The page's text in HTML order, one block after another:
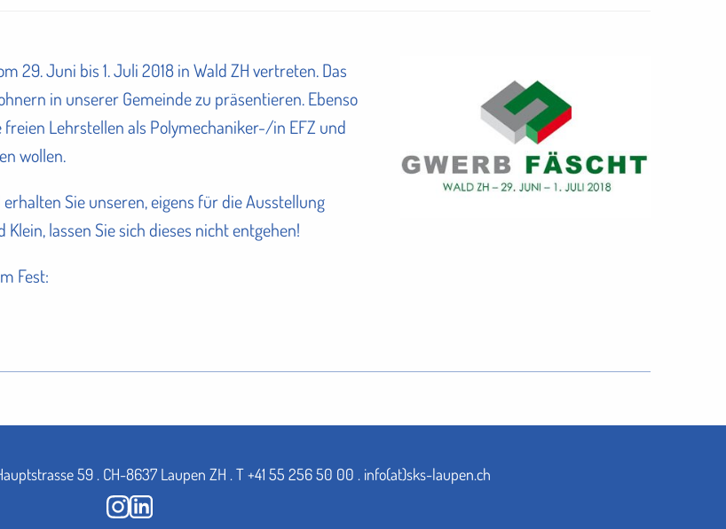
29. Juni bis 1. Juli 2018 in Wald ZH vertreten. Das
in unserer Gemeinde zu präsentieren. Ebenso
Lehrstellen als Polymechaniker-/in EFZ und
wollen.
Sie unseren, eigens für die Ausstellung
lassen Sie sich dieses nicht entgehen!
Fest:
59. CH-8637 Laupen ZH .T+41 55 256 50 00 . info(at)sks-laupen.ch